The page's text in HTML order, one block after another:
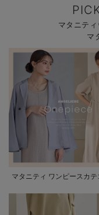
マタニテ
マ
マタニティ ワンピースカテ